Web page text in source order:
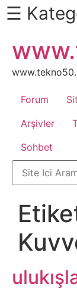
Daha
Fazlası
İçin
Kaydır
Apk
☰
atla
Forum
Arşivler
Sohbet